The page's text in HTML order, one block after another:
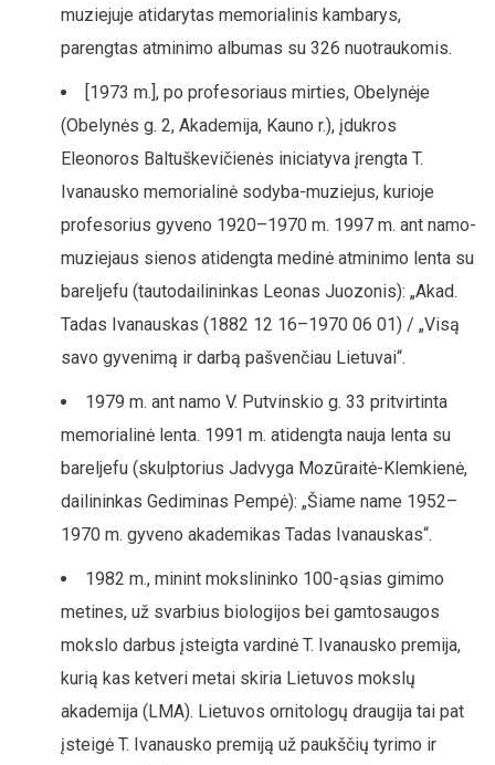
muziejuje atidarytas memorialinis kambarys,
parengtas atminimo albumas su 326 nuotraukomis.
[1973 m.], po profesoriaus mirties, Obelynėje
(Obelynės g. 2, Akademija, Kauno r.), įdukros
Eleonoros Baltuškevičienės iniciatyva įrengta T.
Ivanausko memorialinė sodyba-muziejus, kurioje
profesorius gyveno 1920–1970 m. 1997 m. ant namo-
muziejaus sienos atidengta medinė atminimo lenta su
bareljefu (tautodailininkas Leonas Juozonis): „Akad.
Tadas Ivanauskas (1882 12 16–1970 06 01) / „Visą
savo gyvenimą ir darbą pašvenčiau Lietuvai“.
1979 m. ant namo V. Putvinskio g. 33 pritvirtinta
memorialinė lenta. 1991 m. atidengta nauja lenta su
bareljefu (skulptorius Jadvyga Mozūraitė-Klemkienė,
dailininkas Gediminas Pempė): „Šiame name 1952–
1970 m. gyveno akademikas Tadas Ivanauskas“.
1982 m., minint mokslininko 100-ąsias gimimo
metines, už svarbius biologijos bei gamtosaugos
mokslo darbus įsteigta vardinė T. Ivanausko premija,
kurią kas ketveri metai skiria Lietuvos mokslų
akademija (LMA). Lietuvos ornitologų draugija tai pat
įsteigė T. Ivanausko premiją už paukščių tyrimo ir